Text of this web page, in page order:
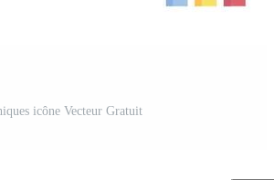
icône Vecteur Gratuit